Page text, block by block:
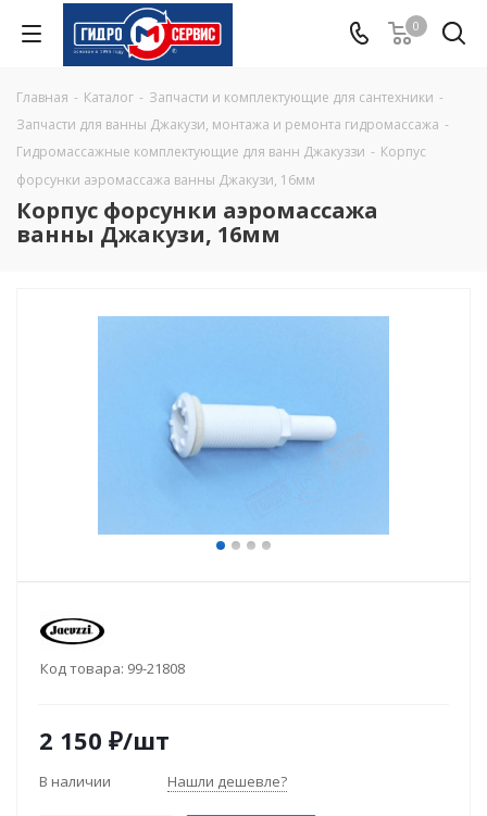
0
Главная - Каталог - Запчасти и комплектующие для сантехники -
Запчасти для ванны Джакузи, монтажа и ремонта гидромассажа -
Гидромассажные комплектующие для ванн Джакуззи - Корпус
форсунки аэромассажа ванны Джакузи, 16мм
Корпус форсунки аэромассажа
ванны Джакузи, 16мм
Код товара: 99-21808
2 150 ₽/шт
В наличии Нашли дешевле?